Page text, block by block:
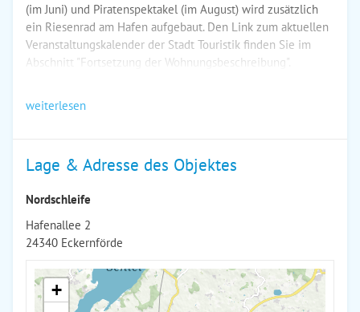
(im Juni) und Piratenspektakel (im August) wird zusätzlich
ein Riesenrad am Hafen aufgebaut. Den Link zum aktuellen
Veranstaltungskalender der Stadt Touristik finden Sie im
Abschnitt "Fortsetzung der Wohnungsbeschreibung".
weiterlesen
Lage & Adresse des Objektes
Nordschleife
Hafenallee 2
24340 Eckernförde
+